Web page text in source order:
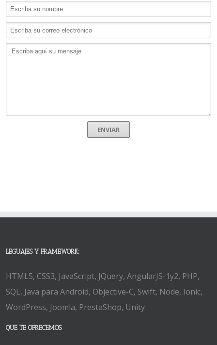
LEGUAJES Y FRAMEWORK:
HTML5, CSS3, JavaScript, JQuery, AngularJS-1y2, PHP,
SQL, Java para Android, Objective-C, Swift, Node, Ionic,
WordPress, Joomla, PrestaShop, Unity
QUE TE OFRECEMOS